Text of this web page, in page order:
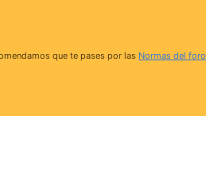
que te pases por las Normas del foro